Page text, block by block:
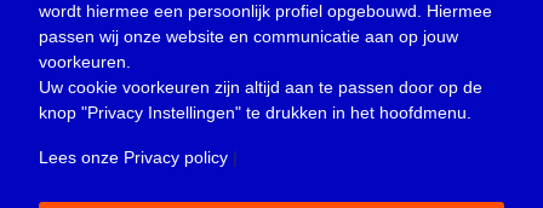
Podcast(18)
prijsvraag (5)
Religie (1.438)
Service(226)
wordt hiermee een persoonlijk profiel opgebouwd. Hiermee
passen wij onze website en communicatie aan op jouw
voorkeuren.
Uw cookie voorkeuren zijn altijd aan te passen door op de
knop "Privacy Instellingen" te drukken in het hoofdmenu.
Lees onze Privacy policy |